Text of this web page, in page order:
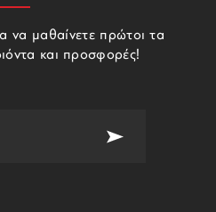
να μαθαίνετε πρώτοι τα
και προσφορές!